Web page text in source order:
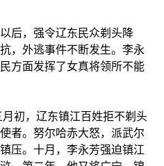
，强令辽东民众剃头降
，外逃事件不断发生。李永
方面发挥了女真将领所不能
初，辽东镇江百姓拒不剃头
者。努尔哈赤大怒，派武尔
压。十月，李永芳强迫镇江